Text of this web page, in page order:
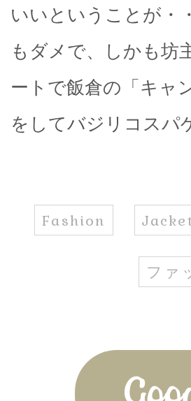
いいということが・
もダメで、しかも坊
ートで飯倉の「キャ
をしてバジリコスパ
Fashion
ファ